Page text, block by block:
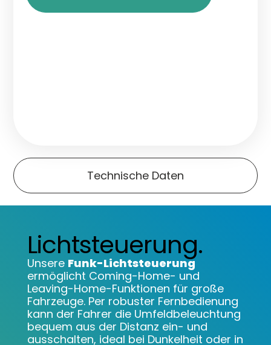
Technische Daten
Lichtsteuerung.
Unsere Funk-Lichtsteuerung
ermöglicht Coming-Home- und
Leaving-Home-Funktionen für große
Fahrzeuge. Per robuster Fernbedienung
kann der Fahrer die Umfeldbeleuchtung
bequem aus der Distanz ein- und
ausschalten, ideal bei Dunkelheit oder in